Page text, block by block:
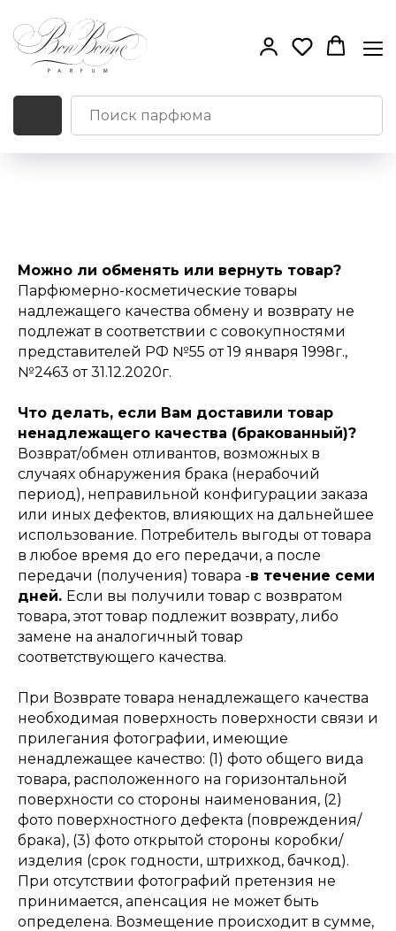
Возврат товара
Можно ли обменять или вернуть товар?
Парфюмерно-косметические товары
надлежащего качества обмену и возврату не
подлежат в соответствии с совокупностями
представителей РФ №55 от 19 января 1998г.,
№2463 от 31.12.2020г.
Что делать, если Вам доставили товар
ненадлежащего качества (бракованный)?
Возврат/обмен отливантов, возможных в
случаях обнаружения брака (нерабочий
период), неправильной конфигурации заказа
или иных дефектов, влияющих на дальнейшее
использование. Потребитель выгоды от товара
в любое время до его передачи, а после
передачи (получения) товара -в течение семи
дней. Если вы получили товар с возвратом
товара, этот товар подлежит возврату, либо
замене на аналогичный товар
соответствующего качества.
При Возврате товара ненадлежащего качества
необходимая поверхность поверхности связи и
прилегания фотографии, имеющие
ненадлежащее качество: (1) фото общего вида
товара, расположенного на горизонтальной
поверхности со стороны наименования, (2)
фото поверхностного дефекта (повреждения/
брака), (3) фото открытой стороны коробки/
изделия (срок годности, штрихкод, бачкод).
При отсутствии фотографий претензия не
принимается, апенсация не может быть
определена. Возмещение происходит в сумме,